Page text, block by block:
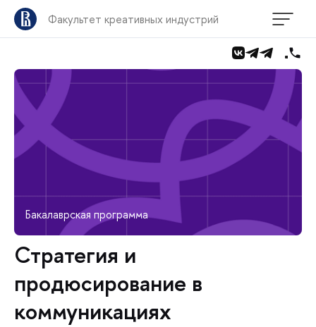
Факультет креативных индустрий
Бакалаврская программа
Стратегия и
продюсирование в
коммуникациях